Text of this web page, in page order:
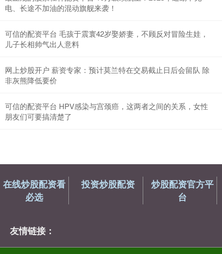
电、长途不加油的混动旗舰来袭！
可信的配资平台 毛孩于震寰42岁娶娇妻，不顾反对冒险生娃，
儿子长相帅气出人意料
网上炒股开户 薪资专家：预计莫兰特在交易截止日后会留队 除
非灰熊降低要价
可信的配资平台 HPV感染与宫颈癌，这两者之间的关系，女性
朋友们可要搞清楚了
在线炒股配资看
必选
投资炒股配资
炒股配资官方平
台
友情链接：